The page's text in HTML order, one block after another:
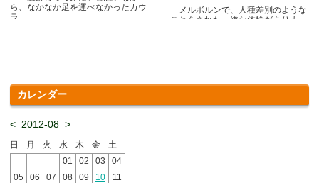
ら、なかなか足を運べなかったカウ
ラ.....
メルボルンで、人種差別のような
ことをされた、嫌な体験がありま
カレンダー
< 2012-08 >
日 月 火 水 木 金
土
01
02 03
04
05
06 07 08 09 10
11